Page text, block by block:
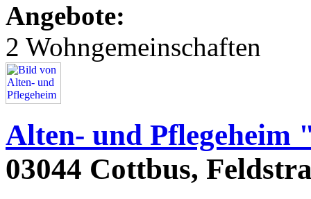
Angebote:
2 Wohngemeinschaften
Alten- und Pflegeheim
03044 Cottbus,